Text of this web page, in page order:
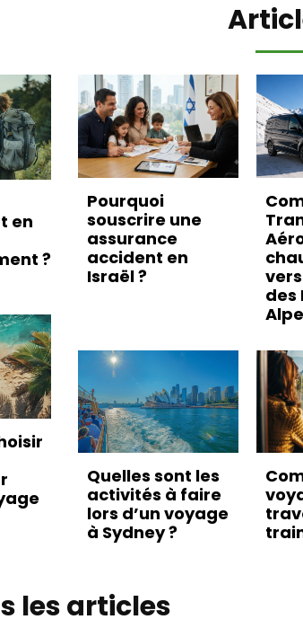
en
?
Pourquoi
souscrire une
assurance
accident en
Israël ?
des
Quelles sont les
activités à faire
lors d’un voyage
à Sydney ?
les articles